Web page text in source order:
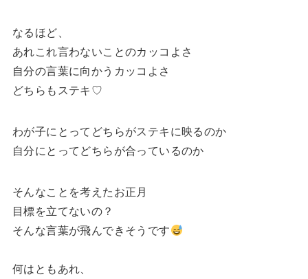
なるほど、
あれこれ言わないことのカッコよさ
自分の言葉に向かうカッコよさ
どちらもステキ♡
わが子にとってどちらがステキに映るのか
自分にとってどちらが合っているのか
そんなことを考えたお正月
目標を立てないの？
そんな言葉が飛んできそうです
何はともあれ、